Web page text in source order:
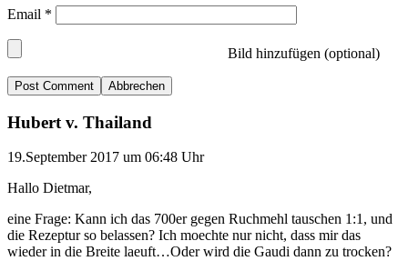
Email *
Bild hinzufügen (optional)
Abbrechen
Hubert v. Thailand
19.September 2017 um 06:48 Uhr
Hallo Dietmar,
eine Frage: Kann ich das 700er gegen Ruchmehl tauschen 1:1, und
die Rezeptur so belassen? Ich moechte nur nicht, dass mir das
wieder in die Breite laeuft…Oder wird die Gaudi dann zu trocken?